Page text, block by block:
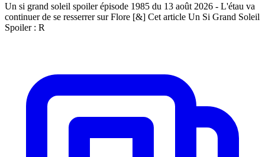
Un si grand soleil spoiler épisode 1985 du 13 août 2026 - L'étau va
continuer de se resserrer sur Flore [&] Cet article Un Si Grand Soleil
Spoiler : R